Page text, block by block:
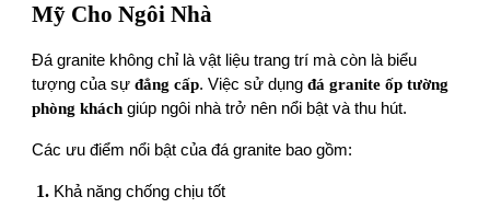
Mỹ Cho Ngôi Nhà
Đá granite không chỉ là vật liệu trang trí mà còn là biểu
tượng của sựđẳng cấp. Việc sử dụngđá granite ốp tường
phòng khách giúp ngôi nhà trở nên nổi bật và thu hút.
Các ưu điểm nổi bật của đá granite bao gồm:
Khả năng chống chịu tốt